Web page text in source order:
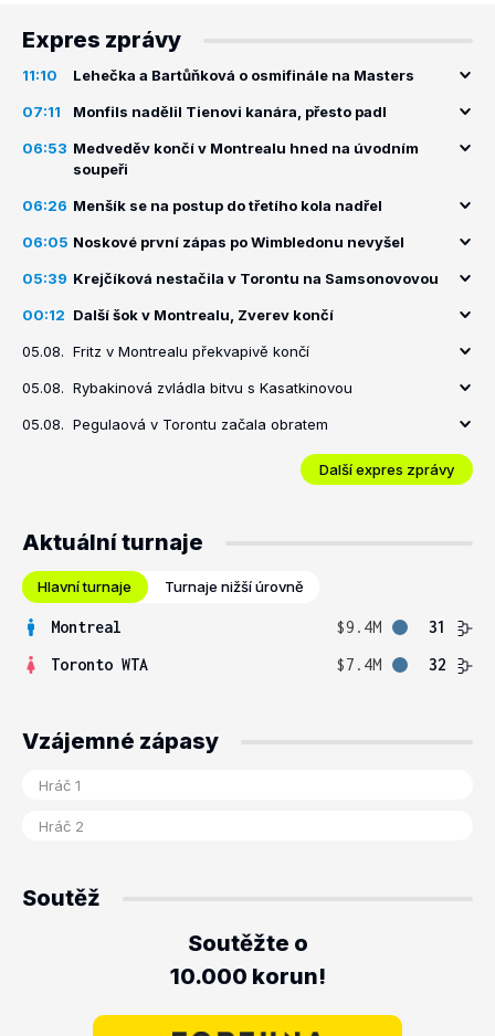
Expres zprávy
11:10 Lehečka a Bartůňková o osmifinále na Masters
07:11 Monfils nadělil Tienovi kanára, přesto padl
06:53 Medveděv končí v Montrealu hned na úvodním
soupeři
06:26 Menšík se na postup do třetího kola nadřel
06:05 Noskové první zápas po Wimbledonu nevyšel
05:39 Krejčíková nestačila v Torontu na Samsonovovou
00:12 Další šok v Montrealu, Zverev končí
05.08. Fritz v Montrealu překvapivě končí
05.08. Rybakinová zvládla bitvu s Kasatkinovou
05.08. Pegulaová v Torontu začala obratem
Další expres zprávy
Aktuální turnaje
Hlavní turnaje Turnaje nižší úrovně
Montreal $9.4M
31
Toronto WTA
$7.4M 32
Vzájemné zápasy
Soutěž
Soutěžte o
10.000 korun!